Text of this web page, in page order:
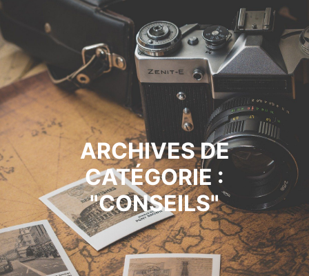
ARCHIVES DE
CATÉGORIE :
"CONSEILS"